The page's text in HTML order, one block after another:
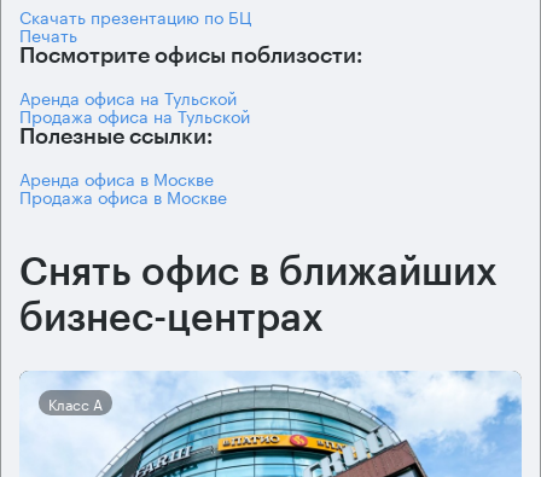
Скачать презентацию по БЦ
Печать
Посмотрите офисы поблизости:
Аренда офиса на Тульской
Продажа офиса на Тульской
Полезные ссылки:
Аренда офиса в Москве
Продажа офиса в Москве
Снять офис в ближайших
бизнес-центрах
Класс А